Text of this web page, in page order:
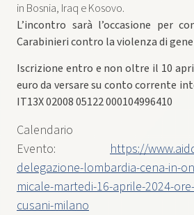
in Bosnia, Iraq e Kosovo.
L’incontro sarà l’occasione per
Carabinieri contro la violenza di
Iscrizione entro e non oltre il 10
euro da versare su conto corrente
IT13X 02008 05122 000104996410
Calendario
Evento: https://
delegazione-lombardia-cena-in-
micale-martedi-16-aprile-2024-
cusani-milano